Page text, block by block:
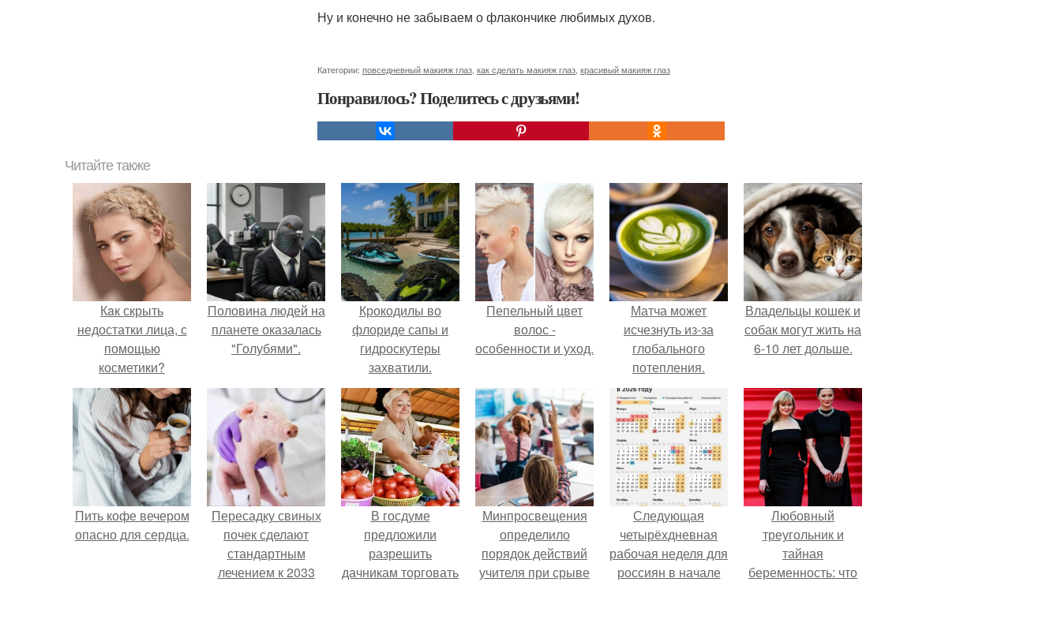
Ну и конечно не забываем о флакончике любимых духов.
Категории: повседневный макияж глаз как сделать макияж глаз красивый макияж глаз
Понравилось? Поделитесь с друзьями!
Читайте также
Кaк скрыть
недостатки лица, с
помощью
косметики?
Половина людей на
планете оказалась
"Голубями".
Крокодилы во
флориде сапы и
гидроскутеры
захватили.
Пепельный цвет
волос -
особенности и уход.
Матча может
исчезнуть из-за
глобального
потепления.
Владельцы кошек и
собак могут жить на
6-10 лет дольше.
Пить кофе вечером
опасно для сердца.
Пересадку свиных
почек сделают
стандартным
лечением к 2033
В госдуме
предложили
разрешить
дачникам торговать
Минпросвещения
определило
порядок действий
учителя при срыве
Следующая
четырёхдневная
рабочая неделя для
россиян в начале
Любовный
треугольник и
тайная
беременность: что